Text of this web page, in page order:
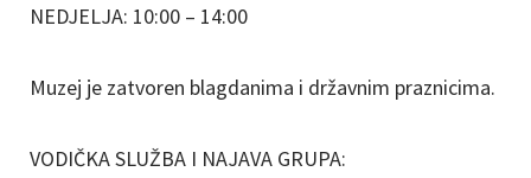
NEDJELJA: 10:00 – 14:00
Muzej je zatvoren blagdanima i državnim praznicima.
VODIČKA SLUŽBA I NAJAVA GRUPA: